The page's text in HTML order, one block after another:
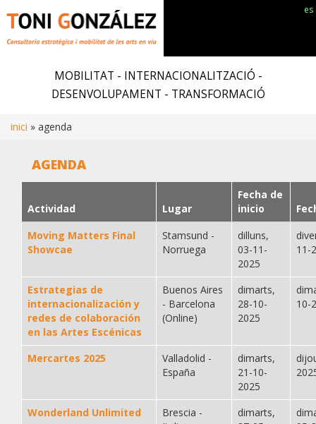
MOBILITAT - INTERNACIONALITZACIÓ -
DESENVOLUPAMENT - TRANSFORMACIÓ
d'ariadna
inici agenda
es
AGENDA
Actividad Lugar
Fecha de
inicio
Moving Matters Final
Showcae
Stamsund -
Norruega
dilluns,
03-11-
2025
11-
Estrategias de
internacionalización y
redes de colaboración
en las Artes Escénicas
Buenos Aires
- Barcelona
(Online)
dimarts,
28-10-
2025
10-
Mercartes 2025
Valladolid -
España
dimarts,
21-10-
2025
Wonderland Unlimited
Brescia -
dimarts,